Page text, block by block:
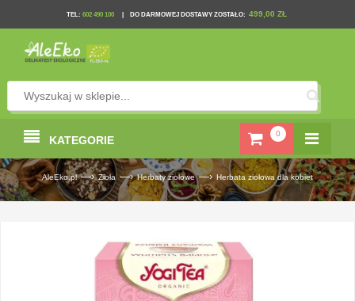
TEL: 602 490 100 DO DARMOWEJ DOSTAWY ZOSTAŁO: 499,00 ZŁ
0
KATEGORIE
AleEko.pl —› Zioła —› Herbaty ziołowe —› Herbata ziołowa dla kobiet